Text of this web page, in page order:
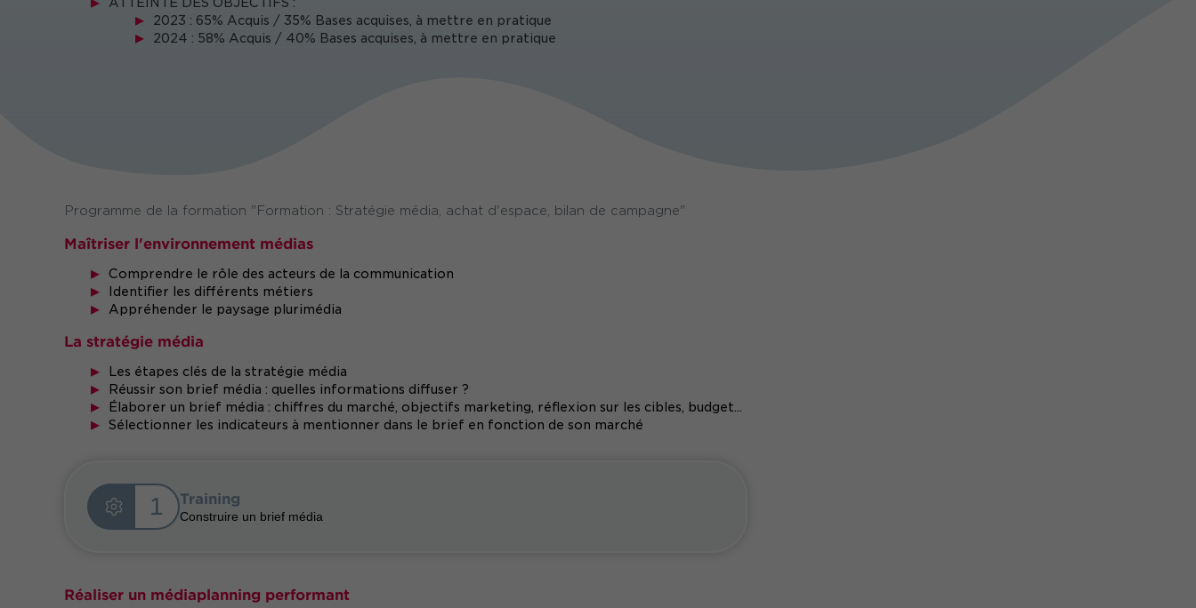
2023 : 65% Acquis / 35% Bases acquises, à mettre en pratique
2024 : 58% Acquis / 40% Bases acquises, à mettre en pratique
Programme de la formation "Formation : Stratégie média, achat d'espace, bilan de campagne"
Maîtriser l'environnement médias
Comprendre le rôle des acteurs de la communication
Identifier les différents métiers
Appréhender le paysage plurimédia
La stratégie média
Les étapes clés de la stratégie média
Réussir son brief média : quelles informations diffuser ?
Élaborer un brief média : chiffres du marché, objectifs marketing, réflexion sur les cibles, budget...
Sélectionner les indicateurs à mentionner dans le brief en fonction de son marché
1 Training
Construire un brief média
Réaliser un médiaplanning performant